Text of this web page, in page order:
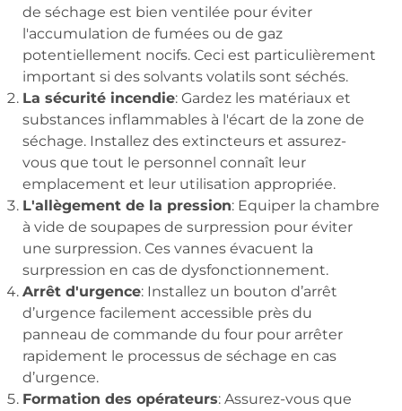
de séchage est bien ventilée pour éviter
l'accumulation de fumées ou de gaz
potentiellement nocifs. Ceci est particulièrement
important si des solvants volatils sont séchés.
La sécurité incendie: Gardez les matériaux et
substances inflammables à l'écart de la zone de
séchage. Installez des extincteurs et assurez-
vous que tout le personnel connaît leur
emplacement et leur utilisation appropriée.
L'allègement de la pression: Equiper la chambre
à vide de soupapes de surpression pour éviter
une surpression. Ces vannes évacuent la
surpression en cas de dysfonctionnement.
Arrêt d'urgence: Installez un bouton d’arrêt
d’urgence facilement accessible près du
panneau de commande du four pour arrêter
rapidement le processus de séchage en cas
d’urgence.
Formation des opérateurs: Assurez-vous que